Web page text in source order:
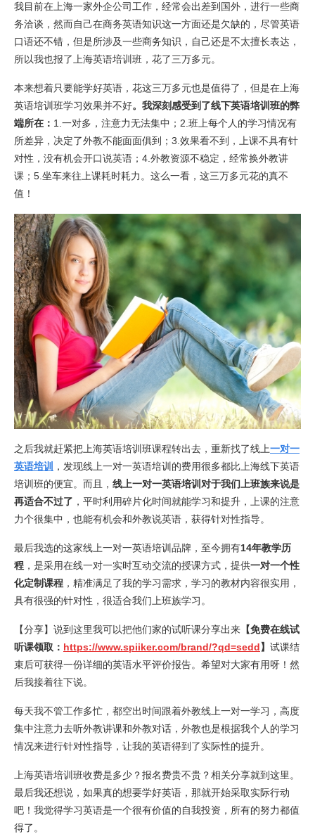
我目前在上海一家外企公司工作，经常会出差到国外，进行一些商
务洽谈，然而自己在商务英语知识这一方面还是欠缺的，尽管英语
口语还不错，但是所涉及一些商务知识，自己还是不太擅长表达，
所以我也报了上海英语培训班，花了三万多元。
本来想着只要能学好英语，花这三万多元也是值得了，但是在上海
英语培训班学习效果并不好。我深刻感受到了线下英语培训班的弊
端所在： 1.一对多，注意力无法集中；2.班上每个人的学习情况有
所差异，决定了外教不能面面俱到；3.效果看不到，上课不具有针
对性，没有机会开口说英语；4.外教资源不稳定，经常换外教讲
课；5.坐车来往上课耗时耗力。这么一看，这三万多元花的真不
值！
之后我就赶紧把上海英语培训班课程转出去，重新找了线上一对一
英语培训
，发现线上一对一英语培训的费用很多都比上海线下英语
培训班的便宜。而且， 线上一对一英语培训对于我们上班族来说是
再适合不过了 ，平时利用碎片化时间就能学习和提升，上课的注意
力个很集中，也能有机会和外教说英语，获得针对性指导。
最后我选的这家线上一对一英语培训品牌，至今拥有14年教学历
程 ，是采用在线一对一实时互动交流的授课方式，提供一对一个性
化定制课程 ，精准满足了我的学习需求，学习的教材内容很实用，
具有很强的针对性，很适合我们上班族学习。
【分享】说到这里我可以把他们家的试听课分享出来 【免费在线试
听课领取： https://www.spiiker.com/brand/?qd=sedd】 试课结
束后可获得一份详细的英语水平评价报告。希望对大家有用呀！然
后我接着往下说。
每天我不管工作多忙，都空出时间跟着外教线上一对一学习，高度
集中注意力去听外教讲课和外教对话，外教也是根据我个人的学习
情况来进行针对性指导，让我的英语得到了实际性的提升。
上海英语培训班收费是多少？报名费贵不贵？相关分享就到这里。
最后我还想说，如果真的想要学好英语，那就开始采取实际行动
吧！我觉得学习英语是一个很有价值的自我投资，所有的努力都值
得了。